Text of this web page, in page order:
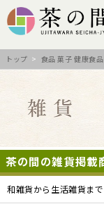
トップ > 食品 菓子 健康食
茶の間の雑貨掲載
和雑貨から生活雑貨ま